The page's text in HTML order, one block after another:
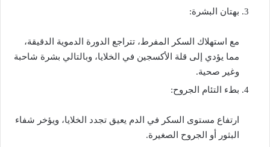
بهتان البشرة:
مع استهلاك السكر المفرط، تتراجع الدورة الدموية الدقيقة،
مما يؤدي إلى قلة الأكسجين في الخلايا، وبالتالي بشرة شاحبة
وغير صحية.
بطء التئام الجروح:
ارتفاع مستوى السكر في الدم يعيق تجدد الخلايا، ويؤخر شفاء
البثور أو الجروح الصغيرة.